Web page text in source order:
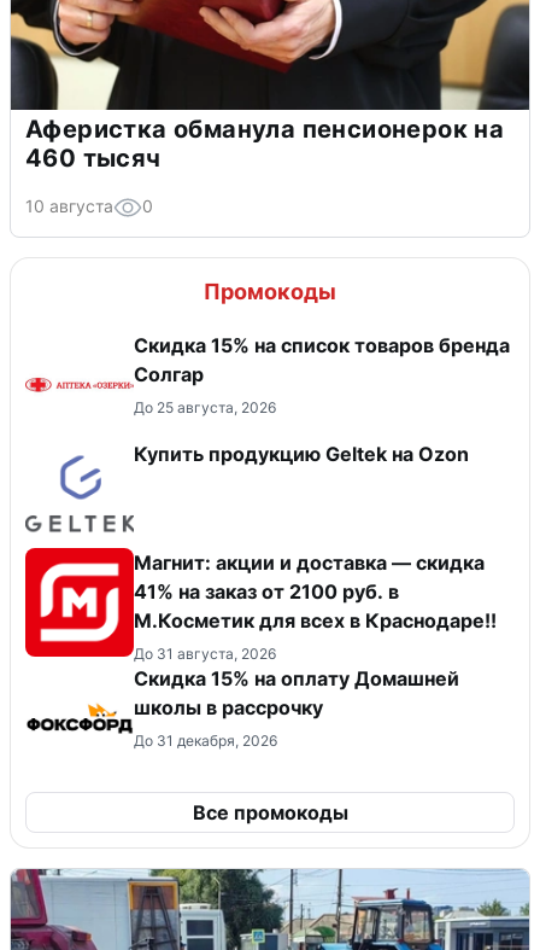
Аферистка обманула пенсионерок на
460 тысяч
10 августа 0
Промокоды
Скидка 15% на список товаров бренда
Солгар
До 25 августа, 2026
Купить продукцию Geltek на Ozon
Магнит: акции и доставка — скидка
41% на заказ от 2100 руб. в
М.Косметик для всех в Краснодаре!!
До 31 августа, 2026
Скидка 15% на оплату Домашней
школы в рассрочку
До 31 декабря, 2026
Все промокоды